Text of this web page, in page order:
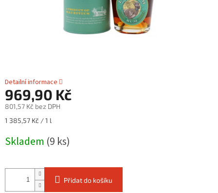
Detailní informace
969,90 Kč
801,57 Kč bez DPH
Měrná
1 385,57 Kč / 1 l
Skladem (9 ks)
Přidat do košíku